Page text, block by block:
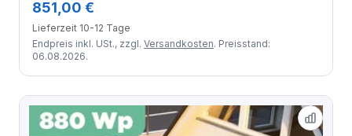
quer / 4 Module
851,00 €
Lieferzeit 10-12 Tage
Endpreis inkl. USt., zzgl. Versandkosten. Preisstand:
06.08.2026.